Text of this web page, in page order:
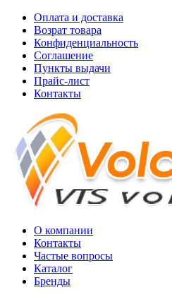
Оплата и доставка
Возрат товара
Конфиденциальность
Соглашение
Пункты выдачи
Прайс-лист
Контакты
О компании
Контакты
Частые вопросы
Каталог
Бренды